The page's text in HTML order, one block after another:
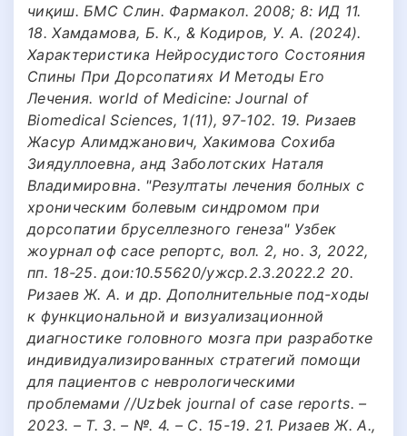
чиқиш. БМC Cлин. Фармакол. 2008; 8: ИД 11.
18. Хамдамова, Б. К., & Кодиров, У. А. (2024).
Характеристика Нейросудистого Состояния
Спины При Дорсопатиях И Методы Его
Лечения. world of Medicine: Journal of
Biomedical Sciences, 1(11), 97-102. 19. Ризаев
Жасур Алимджанович, Хакимова Сохиба
Зиядуллоевна, анд Заболотских Наталя
Владимировна. "Резултаты лечения болных с
хроническим болевым синдромом при
дорсопатии бруселлезного генеза" Узбек
жоурнал оф cасе репортс, вол. 2, но. 3, 2022,
пп. 18-25. дои:10.55620/ужcр.2.3.2022.2 20.
Ризаев Ж. А. и др. Дополнительные под-ходы
к функциональной и визуализационной
диагностике головного мозга при разработке
индивидуализированных стратегий помощи
для пациентов с неврологическими
проблемами //Uzbek journal of case reports. –
2023. – Т. 3. – №. 4. – С. 15-19. 21. Ризаев Ж. А.,